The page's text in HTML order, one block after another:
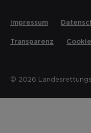
© 2026
Impressum
Transparenz